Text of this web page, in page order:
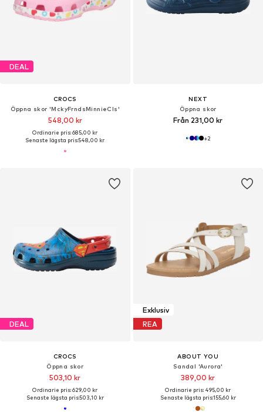
DEAL
CROCS
Öppna skor 'MckyFrndsMinnieCls'
548,00 kr
Ordinarie pris: 685,00 kr
Senaste lägsta pris:548,00 kr
NEXT
Öppna skor
Från 231,00 kr
+2
DEAL
CROCS
Öppna skor
503,10 kr
Ordinarie pris: 629,00 kr
Senaste lägsta pris:503,10 kr
Exklusiv
REA
ABOUT YOU
Sandal 'Aurora'
389,00 kr
Ordinarie pris: 495,00 kr
Senaste lägsta pris:155,60 kr